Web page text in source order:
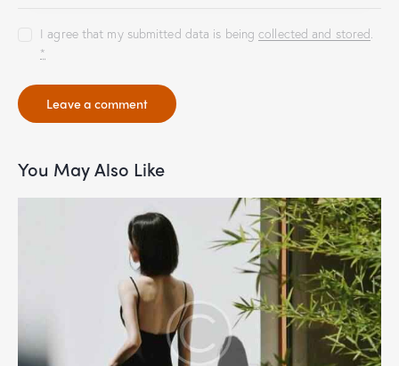
I agree that my submitted data is beingcollected and stored.
*
You May Also Like